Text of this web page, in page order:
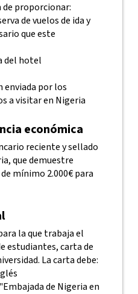
de proporcionar:
de vuelos de ida y
que este
del hotel
enviada por los
a visitar en Nigeria
económica
reciente y sellado
que demuestre
mínimo 2.000€ para
la que trabaja el
estudiantes, carta de
La carta debe:
de Nigeria en